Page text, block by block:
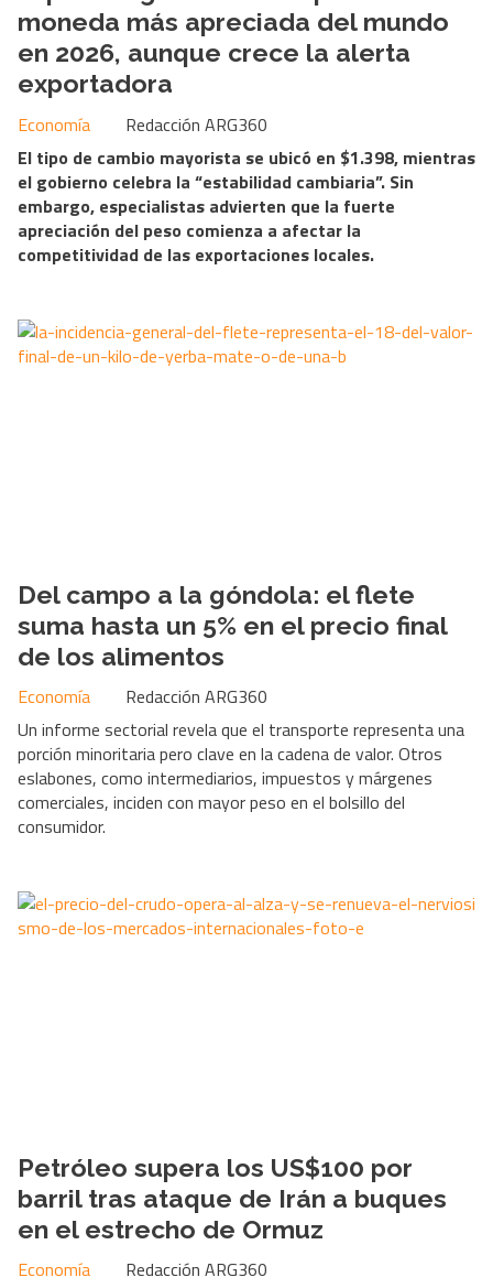
moneda más apreciada del mundo
en 2026, aunque crece la alerta
exportadora
Redacción ARG360
Economía
El tipo de cambio mayorista se ubicó en $1.398, mientras
el gobierno celebra la “estabilidad cambiaria”. Sin
embargo, especialistas advierten que la fuerte
apreciación del peso comienza a afectar la
competitividad de las exportaciones locales.
Del campo a la góndola: el flete
suma hasta un 5% en el precio final
de los alimentos
Redacción ARG360
Economía
Un informe sectorial revela que el transporte representa una
porción minoritaria pero clave en la cadena de valor. Otros
eslabones, como intermediarios, impuestos y márgenes
comerciales, inciden con mayor peso en el bolsillo del
consumidor.
Petróleo supera los US$100 por
barril tras ataque de Irán a buques
en el estrecho de Ormuz
Redacción ARG360
Economía